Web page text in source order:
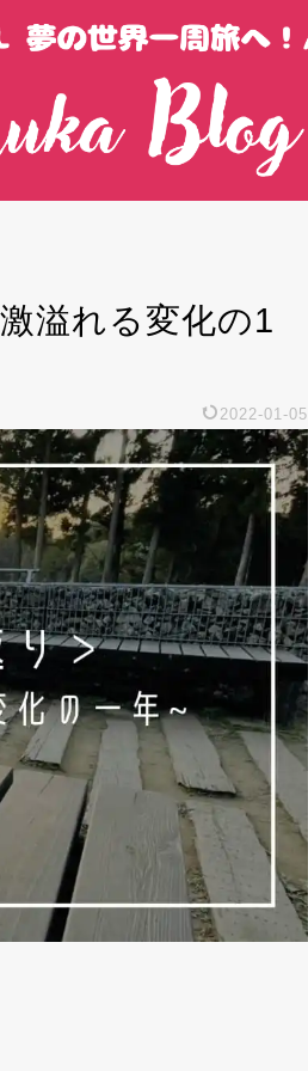
溢れる変化の1
2022-01-05